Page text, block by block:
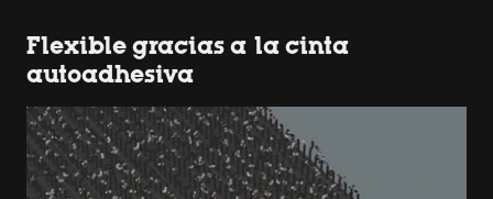
Flexible gracias a la cinta
autoadhesiva